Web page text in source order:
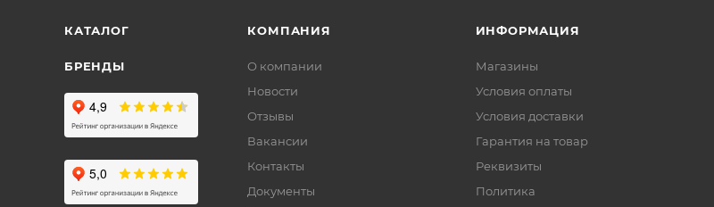
КАТАЛОГ
БРЕНДЫ
КОМПАНИЯ
О компании
Новости
Отзывы
Вакансии
Контакты
Документы
ИНФОРМАЦИЯ
Магазины
Условия оплаты
Условия доставки
Гарантия на товар
Реквизиты
Политика